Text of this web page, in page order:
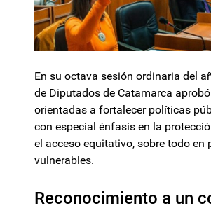
En su octava sesión ordinaria del
de Diputados de Catamarca
orientadas a fortalecer políticas
con especial énfasis en la
el acceso equitativo, sobre todo en
vulnerables.
Reconocimiento a un